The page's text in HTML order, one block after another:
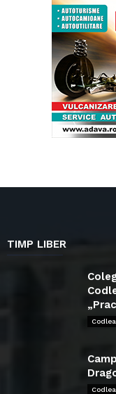
TIMP LIBER
Codlea
Codlea